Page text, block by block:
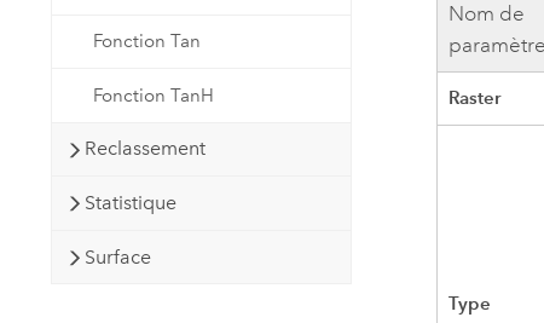
Fonction Tan
Fonction TanH
Reclassement
Statistique
Surface
Nom de
paramètre
Raster
Type